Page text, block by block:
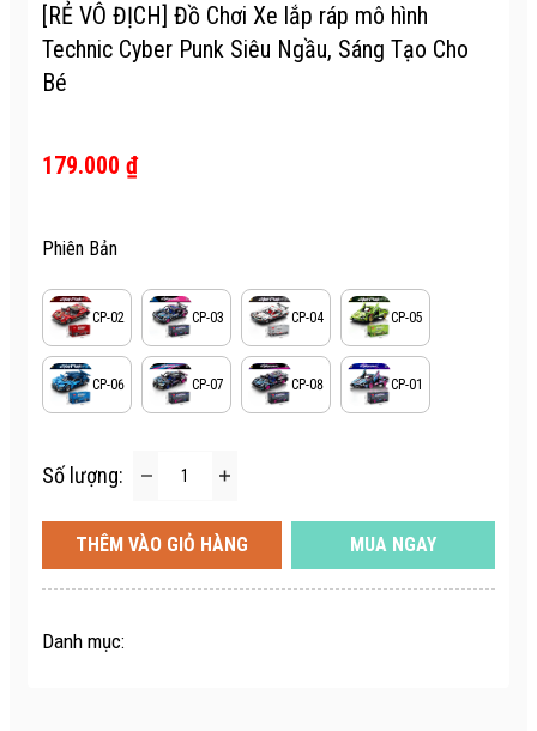
[RẺ VÔ ĐỊCH] Đồ Chơi Xe lắp ráp mô hình
Technic Cyber Punk Siêu Ngầu, Sáng Tạo Cho
Bé
179.000 ₫
Số lượng:
THÊM VÀO GIỎ HÀNG MUA NGAY
Danh mục:
Phiên Bản
CP-02 CP-03 CP-04 CP-05
CP-06 CP-07 CP-08 CP-01